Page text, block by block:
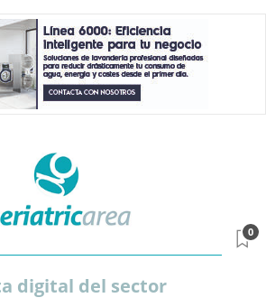
digital del sector
0